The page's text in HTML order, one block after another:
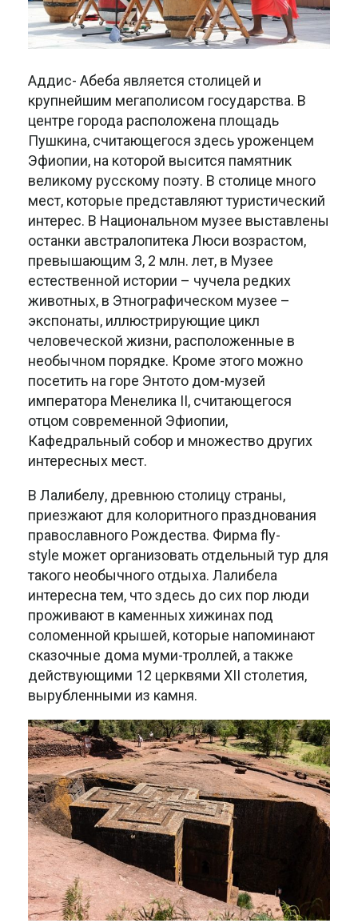
Аддис- Абеба является столицей и
крупнейшим мегаполисом государства. В
центре города расположена площадь
Пушкина, считающегося здесь уроженцем
Эфиопии, на которой высится памятник
великому русскому поэту. В столице много
мест, которые представляют туристический
интерес. В Национальном музее выставлены
останки австралопитека Люси возрастом,
превышающим 3, 2 млн. лет, в Музее
естественной истории – чучела редких
животных, в Этнографическом музее –
экспонаты, иллюстрирующие цикл
человеческой жизни, расположенные в
необычном порядке. Кроме этого можно
посетить на горе Энтото дом-музей
императора Менелика II, считающегося
отцом современной Эфиопии,
Кафедральный собор и множество других
интересных мест.
В Лалибелу, древнюю столицу страны,
приезжают для колоритного празднования
православного Рождества. Фирма fly-
style может организовать отдельный тур для
такого необычного отдыха. Лалибела
интересна тем, что здесь до сих пор люди
проживают в каменных хижинах под
соломенной крышей, которые напоминают
сказочные дома муми-троллей, а также
действующими 12 церквями XII столетия,
вырубленными из камня.